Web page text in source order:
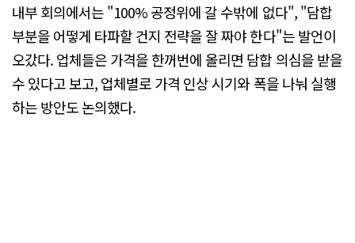
내부 회의에서는 "100% 공정위에 갈 수밖에 없다", "담합
부분을 어떻게 타파할 건지 전략을 잘 짜야 한다"는 발언이
오갔다. 업체들은 가격을 한꺼번에 올리면 담합 의심을 받을
수 있다고 보고, 업체별로 가격 인상 시기와 폭을 나눠 실행
하는 방안도 논의했다.